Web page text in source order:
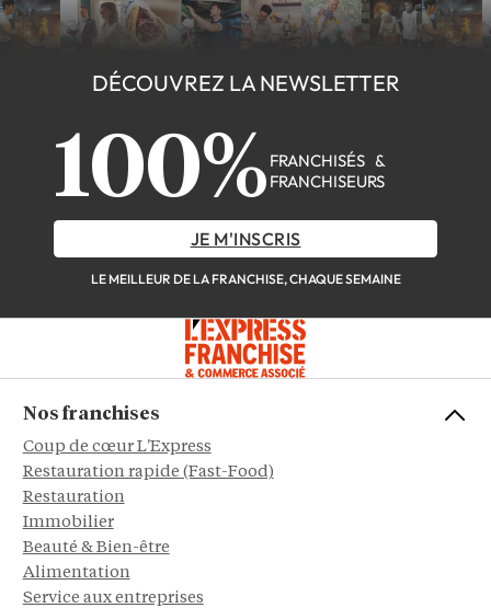
DÉCOUVREZ LA NEWSLETTER
100% FRANCHISÉS &
FRANCHISEURS
JE M'INSCRIS
LE MEILLEUR DE LA FRANCHISE, CHAQUE SEMAINE
Nos franchises
Coup de cœur L'Express
Restauration rapide (Fast-Food)
Restauration
Immobilier
Beauté & Bien-être
Alimentation
Service aux entreprises